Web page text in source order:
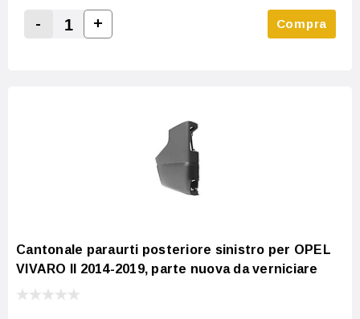
Decrease Quantity:
-
Increase Quantity:
+ Compra
Cantonale paraurti posteriore sinistro per OPEL
VIVARO II 2014-2019, parte nuova da verniciare